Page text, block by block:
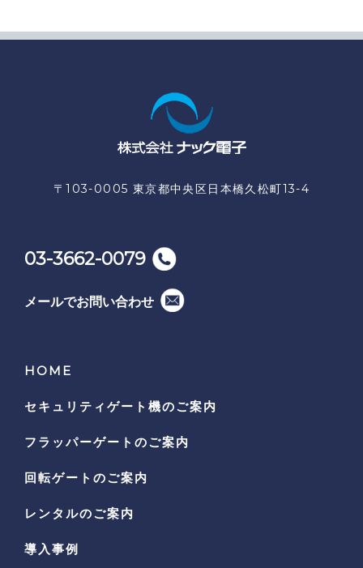
〒103-0005 東京都中央区日本橋久松町13-4
03-3662-0079
メールでお問い合わせ
HOME
セキュリティゲート機のご案内
フラッパーゲートのご案内
回転ゲートのご案内
レンタルのご案内
導入事例